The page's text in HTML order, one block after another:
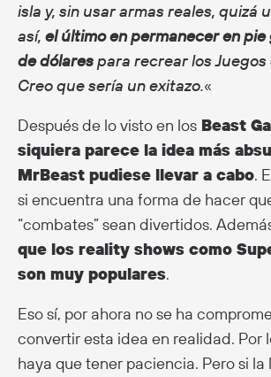
isla y, sin usar armas reales, quizá
así, el último en permanecer en pie
de dólarespara recrear los Juegos
Creo que sería un exitazo.«
Después de lo visto en los Beast
siquiera parece la idea más
MrBeast pudiese llevar a cabo.
si encuentra una forma de hacer
“combates” sean divertidos.
que los reality shows como
son muy populares.
Eso sí, por ahora no se ha
convertir esta idea en realidad. Por
haya que tener paciencia. Pero si la